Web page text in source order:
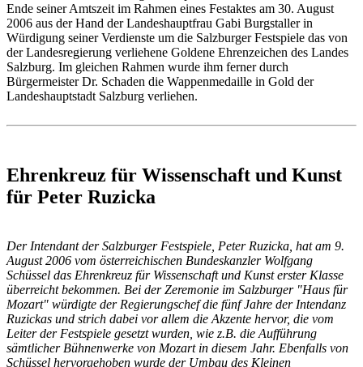
Ende seiner Amtszeit im Rahmen eines Festaktes am 30. August
2006 aus der Hand der Landeshauptfrau Gabi Burgstaller in
Würdigung seiner Verdienste um die Salzburger Festspiele das von
der Landesregierung verliehene Goldene Ehrenzeichen des Landes
Salzburg. Im gleichen Rahmen wurde ihm ferner durch
Bürgermeister Dr. Schaden die Wappenmedaille in Gold der
Landeshauptstadt Salzburg verliehen.
Ehrenkreuz für Wissenschaft und Kunst
für Peter Ruzicka
Der Intendant der Salzburger Festspiele, Peter Ruzicka, hat am 9.
August 2006 vom österreichischen Bundeskanzler Wolfgang
Schüssel das Ehrenkreuz für Wissenschaft und Kunst erster Klasse
überreicht bekommen. Bei der Zeremonie im Salzburger "Haus für
Mozart" würdigte der Regierungschef die fünf Jahre der Intendanz
Ruzickas und strich dabei vor allem die Akzente hervor, die vom
Leiter der Festspiele gesetzt wurden, wie z.B. die Aufführung
sämtlicher Bühnenwerke von Mozart in diesem Jahr. Ebenfalls von
Schüssel hervorgehoben wurde der Umbau des Kleinen